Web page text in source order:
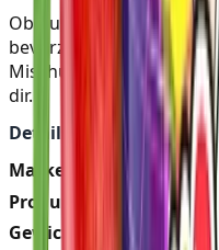
Ob du einen klaren,
bevorzugst oder einfach
Mischung hast, Mr.
dir.
Details:
Marke:
Holster
Produkt:
Mr. John
Gewicht:
200g